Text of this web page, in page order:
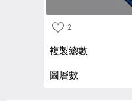
2
複製總數
圖層數